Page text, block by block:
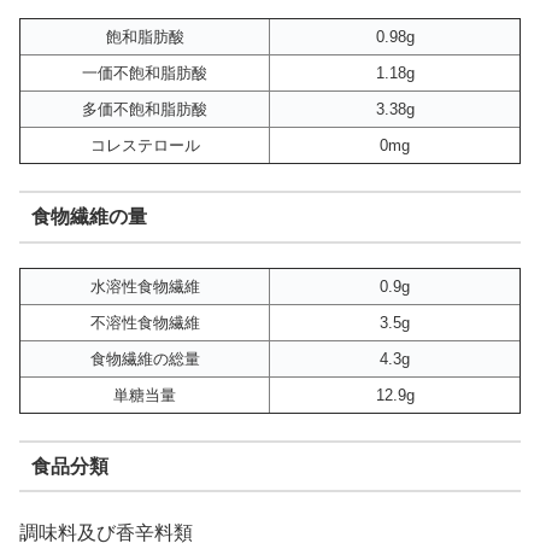
飽和脂肪酸
0.98g
一価不飽和脂肪酸
1.18g
多価不飽和脂肪酸
3.38g
コレステロール
0mg
食物繊維の量
水溶性食物繊維
0.9g
不溶性食物繊維
3.5g
食物繊維の総量
4.3g
単糖当量
12.9g
食品分類
調味料及び香辛料類